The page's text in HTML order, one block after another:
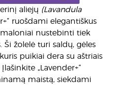
aliejų (Lavandula
ruošdami elegantiškus
nustebinti tiek
Ši žolelė turi saldų, gėles
puikiai dera su aštriais
„Lavender+“
maistą, siekdami